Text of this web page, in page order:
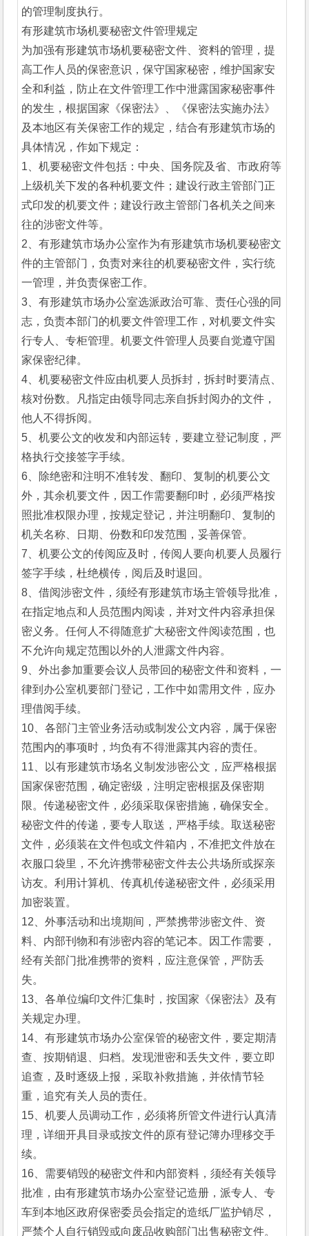
的管理制度执行。
有形建筑市场机要秘密文件管理规定
为加强有形建筑市场机要秘密文件、资料的管理，提
高工作人员的保密意识，保守国家秘密，维护国家安
全和利益，防止在文件管理工作中泄露国家秘密事件
的发生，根据国家《保密法》、《保密法实施办法》
及本地区有关保密工作的规定，结合有形建筑市场的
具体情况，作如下规定：
1、机要秘密文件包括：中央、国务院及省、市政府等
上级机关下发的各种机要文件；建设行政主管部门正
式印发的机要文件；建设行政主管部门各机关之间来
往的涉密文件等。
2、有形建筑市场办公室作为有形建筑市场机要秘密文
件的主管部门，负责对来往的机要秘密文件，实行统
一管理，并负责保密工作。
3、有形建筑市场办公室选派政治可靠、责任心强的同
志，负责本部门的机要文件管理工作，对机要文件实
行专人、专柜管理。机要文件管理人员要自觉遵守国
家保密纪律。
4、机要秘密文件应由机要人员拆封，拆封时要清点、
核对份数。凡指定由领导同志亲自拆封阅办的文件，
他人不得拆阅。
5、机要公文的收发和内部运转，要建立登记制度，严
格执行交接签字手续。
6、除绝密和注明不准转发、翻印、复制的机要公文
外，其余机要文件，因工作需要翻印时，必须严格按
照批准权限办理，按规定登记，并注明翻印、复制的
机关名称、日期、份数和印发范围，妥善保管。
7、机要公文的传阅应及时，传阅人要向机要人员履行
签字手续，杜绝横传，阅后及时退回。
8、借阅涉密文件，须经有形建筑市场主管领导批准，
在指定地点和人员范围内阅读，并对文件内容承担保
密义务。任何人不得随意扩大秘密文件阅读范围，也
不允许向规定范围以外的人泄露文件内容。
9、外出参加重要会议人员带回的秘密文件和资料，一
律到办公室机要部门登记，工作中如需用文件，应办
理借阅手续。
10、各部门主管业务活动或制发公文内容，属于保密
范围内的事项时，均负有不得泄露其内容的责任。
11、以有形建筑市场名义制发涉密公文，应严格根据
国家保密范围，确定密级，注明定密根据及保密期
限。传递秘密文件，必须采取保密措施，确保安全。
秘密文件的传递，要专人取送，严格手续。取送秘密
文件，必须装在文件包或文件箱内，不准把文件放在
衣服口袋里，不允许携带秘密文件去公共场所或探亲
访友。利用计算机、传真机传递秘密文件，必须采用
加密装置。
12、外事活动和出境期间，严禁携带涉密文件、资
料、内部刊物和有涉密内容的笔记本。因工作需要，
经有关部门批准携带的资料，应注意保管，严防丢
失。
13、各单位编印文件汇集时，按国家《保密法》及有
关规定办理。
14、有形建筑市场办公室保管的秘密文件，要定期清
查、按期销退、归档。发现泄密和丢失文件，要立即
追查，及时逐级上报，采取补救措施，并依情节轻
重，追究有关人员的责任。
15、机要人员调动工作，必须将所管文件进行认真清
理，详细开具目录或按文件的原有登记簿办理移交手
续。
16、需要销毁的秘密文件和内部资料，须经有关领导
批准，由有形建筑市场办公室登记造册，派专人、专
车到本地区政府保密委员会指定的造纸厂监护销尽，
严禁个人自行销毁或向废品收购部门出售秘密文件。